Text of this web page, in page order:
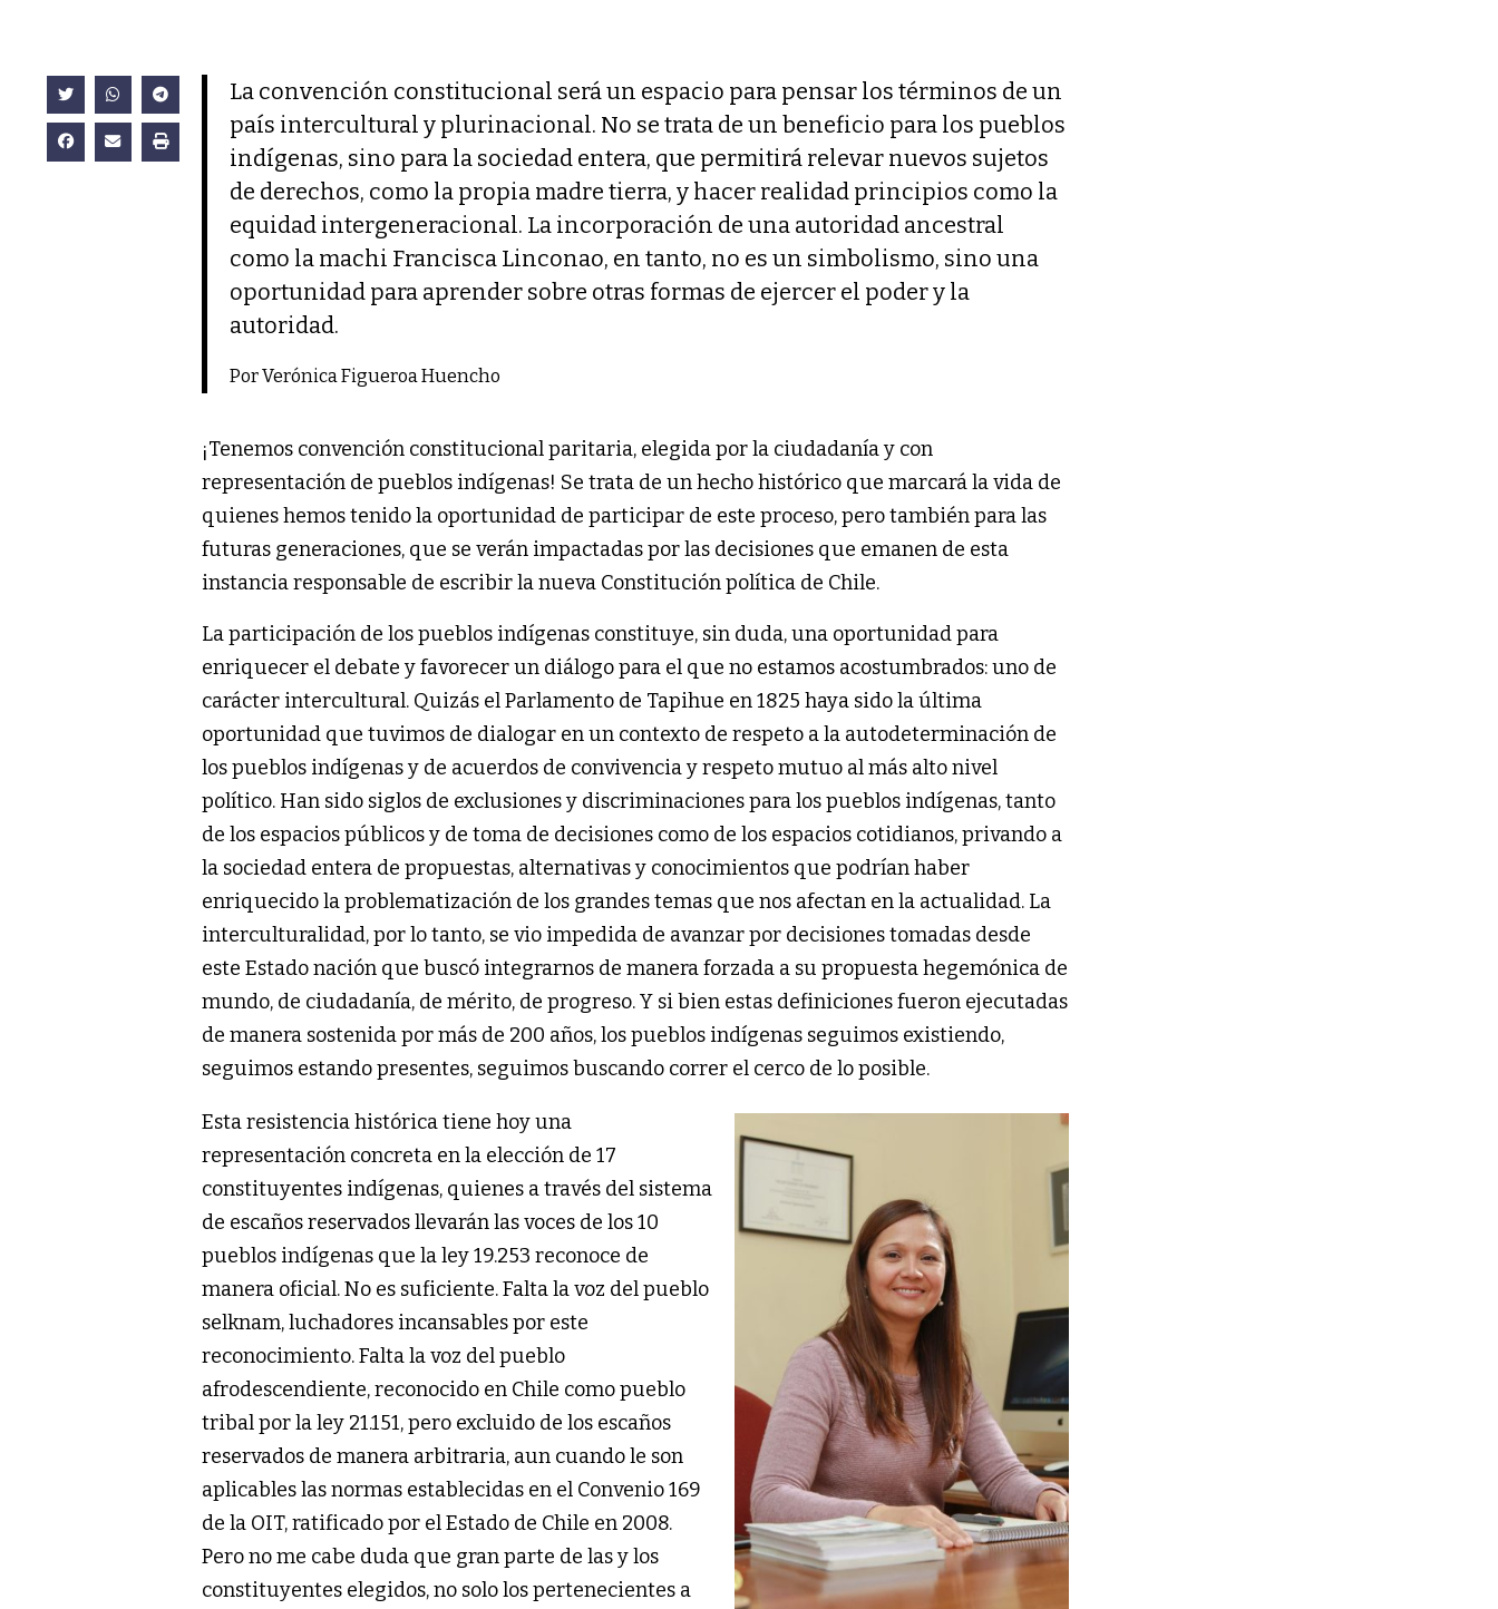
La convención constitucional será un espacio para pensar los términos de un
país intercultural y plurinacional. No se trata de un beneficio para los pueblos
indígenas, sino para la sociedad entera, que permitirá relevar nuevos sujetos
de derechos, como la propia madre tierra, y hacer realidad principios como la
equidad intergeneracional. La incorporación de una autoridad ancestral
como la machi Francisca Linconao, en tanto, no es un simbolismo, sino una
oportunidad para aprender sobre otras formas de ejercer el poder y la
autoridad.
Por Verónica Figueroa Huencho
¡Tenemos convención constitucional paritaria, elegida por la ciudadanía y con
representación de pueblos indígenas! Se trata de un hecho histórico que marcará la vida de
quienes hemos tenido la oportunidad de participar de este proceso, pero también para las
futuras generaciones, que se verán impactadas por las decisiones que emanen de esta
instancia responsable de escribir la nueva Constitución política de Chile.
La participación de los pueblos indígenas constituye, sin duda, una oportunidad para
enriquecer el debate y favorecer un diálogo para el que no estamos acostumbrados: uno de
carácter intercultural. Quizás el Parlamento de Tapihue en 1825 haya sido la última
oportunidad que tuvimos de dialogar en un contexto de respeto a la autodeterminación de
los pueblos indígenas y de acuerdos de convivencia y respeto mutuo al más alto nivel
político. Han sido siglos de exclusiones y discriminaciones para los pueblos indígenas, tanto
de los espacios públicos y de toma de decisiones como de los espacios cotidianos, privando a
la sociedad entera de propuestas, alternativas y conocimientos que podrían haber
enriquecido la problematización de los grandes temas que nos afectan en la actualidad. La
interculturalidad, por lo tanto, se vio impedida de avanzar por decisiones tomadas desde
este Estado nación que buscó integrarnos de manera forzada a su propuesta hegemónica de
mundo, de ciudadanía, de mérito, de progreso. Y si bien estas definiciones fueron ejecutadas
de manera sostenida por más de 200 años, los pueblos indígenas seguimos existiendo,
seguimos estando presentes, seguimos buscando correr el cerco de lo posible.
Esta resistencia histórica tiene hoy una
representación concreta en la elección de 17
constituyentes indígenas, quienes a través del sistema
de escaños reservados llevarán las voces de los 10
pueblos indígenas que la ley 19.253 reconoce de
manera oficial. No es suficiente. Falta la voz del pueblo
selknam, luchadores incansables por este
reconocimiento. Falta la voz del pueblo
afrodescendiente, reconocido en Chile como pueblo
tribal por la ley 21.151, pero excluido de los escaños
reservados de manera arbitraria, aun cuando le son
aplicables las normas establecidas en el Convenio 169
de la OIT, ratificado por el Estado de Chile en 2008.
Pero no me cabe duda que gran parte de las y los
constituyentes elegidos, no solo los pertenecientes a